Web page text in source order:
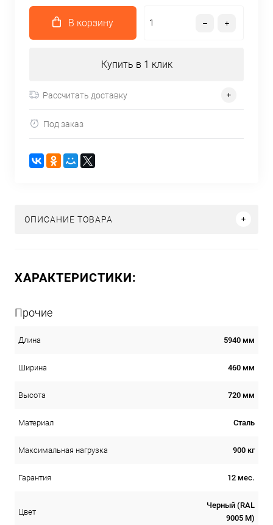
В корзину
Купить в 1 клик
Рассчитать доставку
Под заказ
ОПИСАНИЕ ТОВАРА
ХАРАКТЕРИСТИКИ:
Прочие
Длина 5940 мм
Ширина 460 мм
Высота 720 мм
Материал Сталь
Максимальная нагрузка 900 кг
Гарантия 12 мес.
Цвет
Черный (RAL
9005 М)